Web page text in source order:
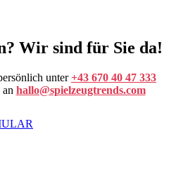
Wir sind für Sie da!
unter+43 670 40 47 333
hallo@spielzeugtrends.com